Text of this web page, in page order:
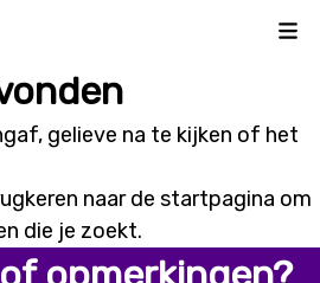
gelieve na te kijken of het
naar de startpagina om
die je zoekt.